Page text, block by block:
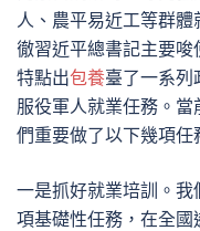
人、農平易近工等群
徹習近平總書記主要
特點出包養臺了一系列
服役軍人就業任務。
們重要做了以下幾項任
一是抓好就業培訓。
項基礎性任務，在全